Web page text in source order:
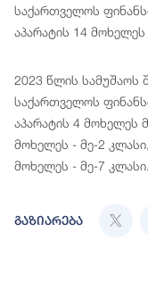
საქართველოს
აპარატის 14
2023 წლის სამუშაოს
საქართველოს
აპარატის 4 მოხელეს
მოხელეს - მე-2
მოხელეს - მე-7 კლასი.
გაზიარება